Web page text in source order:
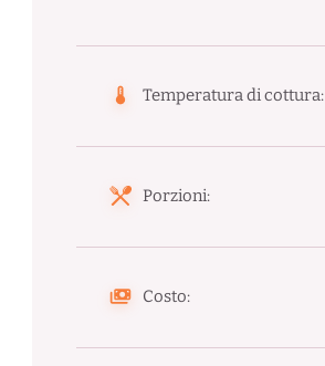
Temperatura di cottura:
Porzioni:
Costo: